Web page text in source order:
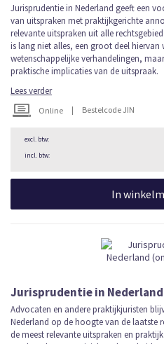
Jurisprudentie in Nederland geeft een
van uitspraken met praktijkgerichte
relevante uitspraken uit alle
is lang niet alles, een groot deel hiervan
wetenschappelijke verhandelingen,
praktische implicaties van de uitspraak.
Lees verder
Online | Bestelcode JIN
In
Jurisprudentie in
Advocaten en andere praktijkjuristen
Nederland op de hoogte van de laatste
de meest relevante uitspraken en